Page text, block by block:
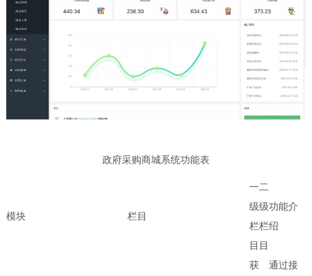
政府采购商城系统功能表
模块 栏目
一
级
栏
目
二
级
栏
目
功能介
绍
获
通过接